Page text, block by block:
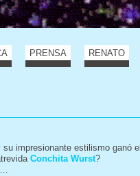
PRENSA RENATO
su impresionante estilismo ganó
Conchita Wurst?